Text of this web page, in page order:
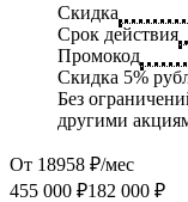
Скидка
Срок действия
Промокод
Скидка 5%
Без
другими
От 18958 ₽/мес
455 000 ₽182 000 ₽